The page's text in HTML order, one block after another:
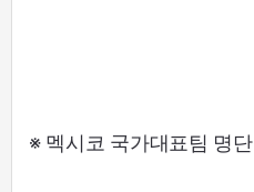
※ 멕시코 국가대표팀 명단